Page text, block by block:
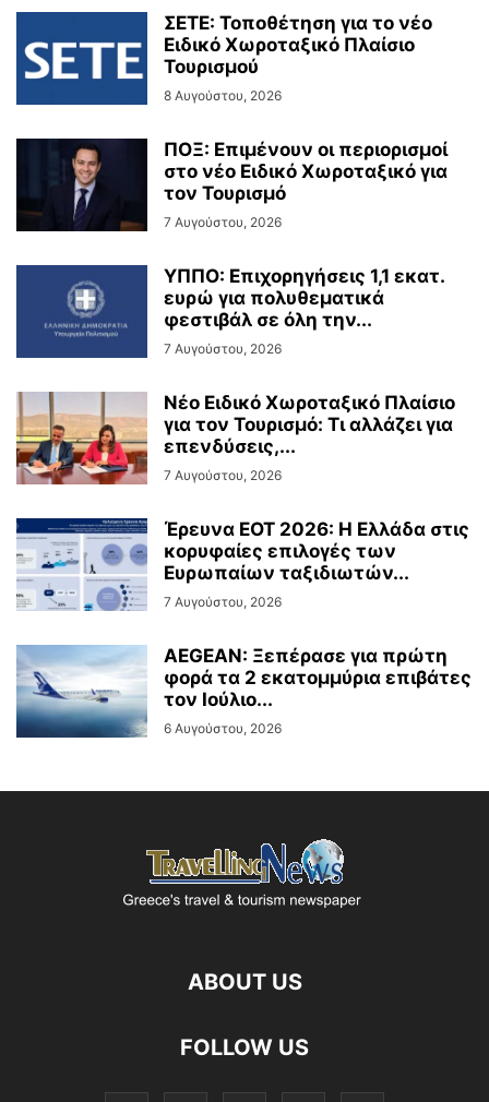
ΣΕΤΕ: Τοποθέτηση για το νέο
Ειδικό Χωροταξικό Πλαίσιο
Τουρισμού
8 Αυγούστου, 2026
ΠΟΞ: Επιμένουν οι περιορισμοί
στο νέο Ειδικό Χωροταξικό για
τον Τουρισμό
7 Αυγούστου, 2026
ΥΠΠΟ: Επιχορηγήσεις 1,1 εκατ.
ευρώ για πολυθεματικά
φεστιβάλ σε όλη την...
7 Αυγούστου, 2026
Νέο Ειδικό Χωροταξικό Πλαίσιο
για τον Τουρισμό: Τι αλλάζει για
επενδύσεις,...
7 Αυγούστου, 2026
Έρευνα ΕΟΤ 2026: Η Ελλάδα στις
κορυφαίες επιλογές των
Ευρωπαίων ταξιδιωτών...
7 Αυγούστου, 2026
AEGEAN: Ξεπέρασε για πρώτη
φορά τα 2 εκατομμύρια επιβάτες
τον Ιούλιο...
6 Αυγούστου, 2026
ABOUT US
FOLLOW US